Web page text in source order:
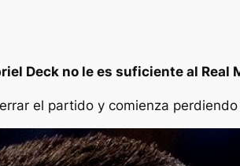
Deck no le es suficiente al Real
el partido y comienza